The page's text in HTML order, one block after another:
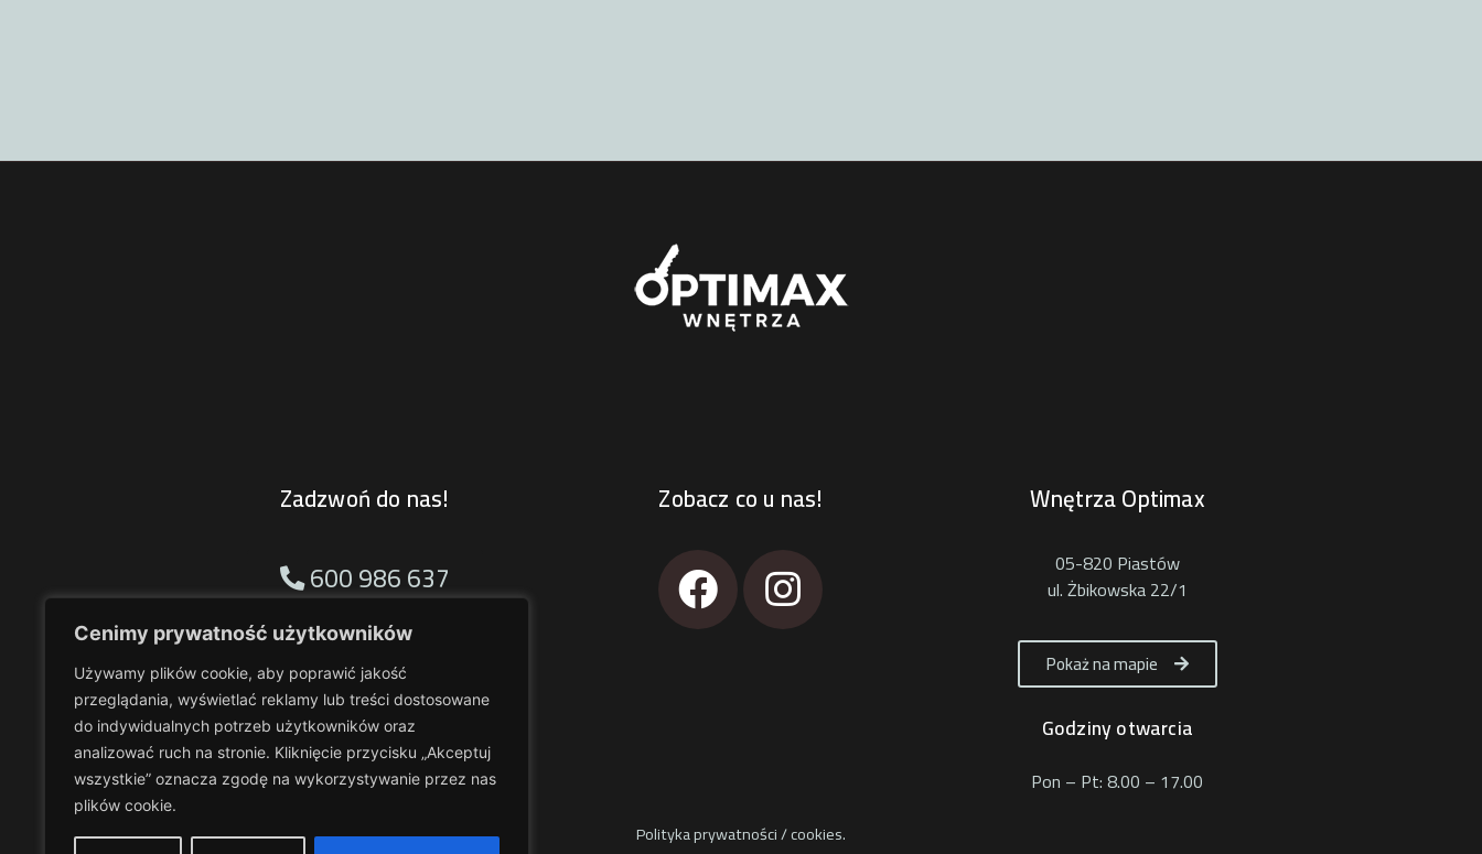
Cenimy prywatność użytkowników
Używamy plików cookie, aby poprawić jakość
przeglądania, wyświetlać reklamy lub treści dostosowane
do indywidualnych potrzeb użytkowników oraz
analizować ruch na stronie. Kliknięcie przycisku „Akceptuj
wszystkie” oznacza zgodę na wykorzystywanie przez nas
plików cookie.
Zadzwoń do nas!
600 986 637
660 159 931
Zobacz co u nas! Wnętrza Optimax
05-820 Piastów
ul. Żbikowska 22/1
Pokaż na mapie
Godziny otwarcia
Pon – Pt: 8.00 – 17.00
Polityka prywatności / cookies.